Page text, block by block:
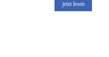
jetzt lesen